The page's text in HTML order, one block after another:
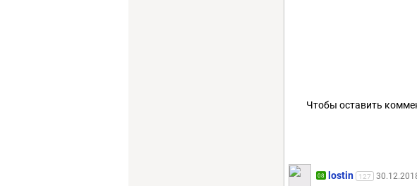
Чтобы оставить
08 lostin 127